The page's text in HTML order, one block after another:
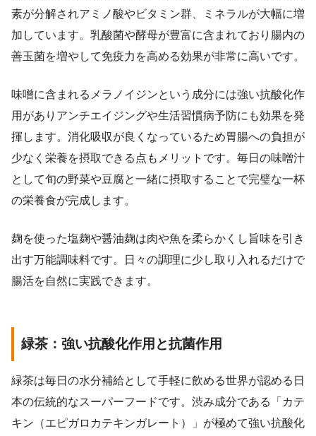
素が分解されアミノ酸やビタミン群、ミネラルが大幅に増
加しています。乳酸菌や酵母が豊富に含まれており腸内の
善玉菌を増やして免疫力を高める効果が非常に高いです。
味噌に含まれるメラノイジンという成分には強い抗酸化作
用がありアンチエイジングや生活習慣病予防にも効果を発
揮します。消化吸収が良くなっているため胃腸への負担が
少なく栄養を摂取できる点もメリットです。毎日の味噌汁
として旬の野菜や豆腐と一緒に摂取することで完璧な一杯
の栄養食が完成します。
麹を使った塩麹や醤油麹は肉や魚を柔らかくし旨味を引き
出す万能調味料です。日々の調理に少し取り入れるだけで
腸活を自然に実践できます。
緑茶：強い抗酸化作用と抗菌作用
緑茶は毎日の水分補給として手軽に飲める世界が認める日
本の伝統的なスーパーフードです。渋み成分である「カテ
キン（エピガロカテキンガレート）」が極めて強い抗酸化